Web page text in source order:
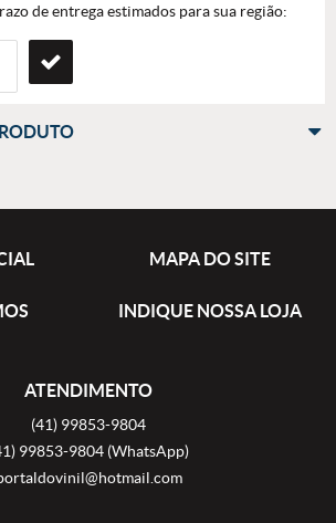
de entrega estimados para sua região:
MAPA DO SITE
INDIQUE NOSSA LOJA
ATENDIMENTO
(41) 99853-9804
99853-9804 (WhatsApp)